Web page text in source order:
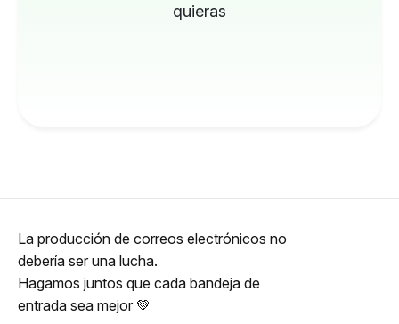
quieras
La producción de correos electrónicos no
debería ser una lucha.
Hagamos juntos que cada bandeja de
entrada sea mejor 💚